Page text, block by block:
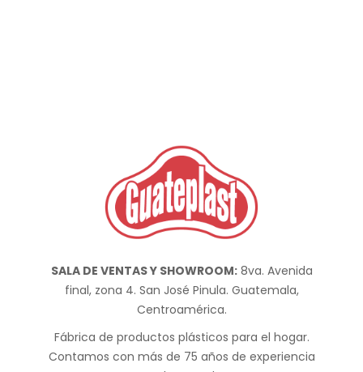
SALA DE VENTAS Y SHOWROOM:8va. Avenida
final, zona 4. San José Pinula. Guatemala,
Centroamérica.
Fábrica de productos plásticos para el hogar.
Contamos con más de 75 años de experiencia